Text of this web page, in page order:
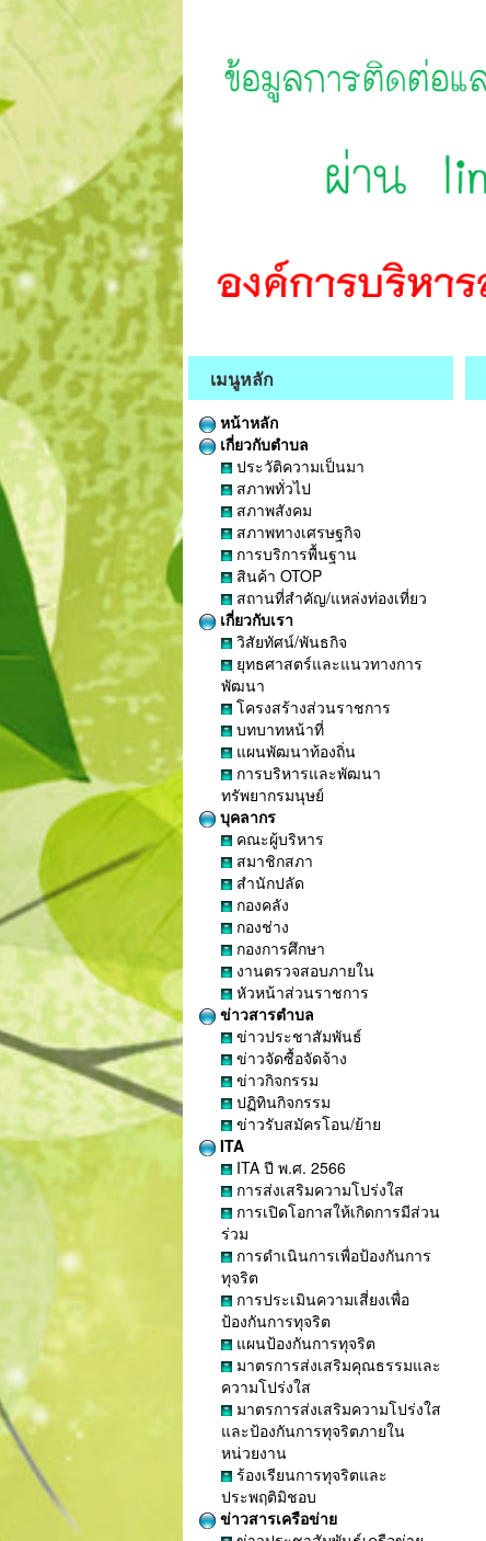
เมนูหลัก
หน้าหลัก
เกี่ยวกับตำบล
ประวัติความเป็นมา
สภาพทั่วไป
สภาพสังคม
สภาพทางเศรษฐกิจ
การบริการพื้นฐาน
สินค้า OTOP
สถานที่สำคัญ/แหล่งท่องเที่ยว
เกี่ยวกับเรา
วิสัยทัศน์/พันธกิจ
ยุทธศาสตร์และแนวทางการ
พัฒนา
โครงสร้างส่วนราชการ
บทบาทหน้าที่
แผนพัฒนาท้องถิ่น
การบริหารและพัฒนา
ทรัพยากรมนุษย์
บุคลากร
คณะผู้บริหาร
สมาชิกสภา
สำนักปลัด
กองคลัง
กองช่าง
กองการศึกษา
งานตรวจสอบภายใน
หัวหน้าส่วนราชการ
ข่าวสารตำบล
ข่าวประชาสัมพันธ์
ข่าวจัดซื้อจัดจ้าง
ข่าวกิจกรรม
ปฏิทินกิจกรรม
ข่าวรับสมัครโอน/ย้าย
ITA
ITA ปี พ.ศ. 2566
การส่งเสริมความโปร่งใส
การเปิดโอกาสให้เกิดการมีส่วน
ร่วม
การดำเนินการเพื่อป้องกันการ
ทุจริต
การประเมินความเสี่ยงเพื่อ
ป้องกันการทุจริต
แผนป้องกันการทุจริต
มาตรการส่งเสริมคุณธรรมและ
ความโปร่งใส
มาตรการส่งเสริมความโปร่งใส
และป้องกันการทุจริตภายใน
หน่วยงาน
ร้องเรียนการทุจริตและ
ประพฤติมิชอบ
ข่าวสารเครือข่าย